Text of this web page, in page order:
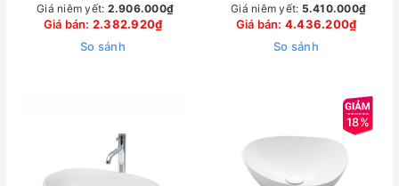
Giá niêm yết: 2.906.000₫
Giá bán: 2.382.920₫
So sánh
Giá niêm yết: 5.410.000₫
Giá bán: 4.436.200₫
So sánh
18%